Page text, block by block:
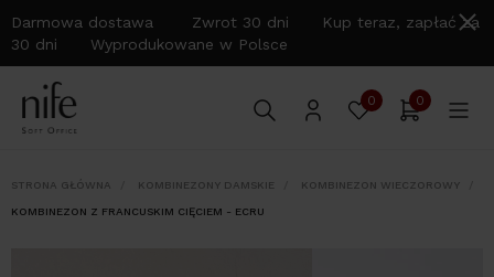
Darmowa dostawa Zwrot 30 dni Kup teraz, zapłać za
30 dni Wyprodukowane w Polsce
0 0
STRONA GŁÓWNA KOMBINEZONY DAMSKIE KOMBINEZON WIECZOROWY
KOMBINEZON Z FRANCUSKIM CIĘCIEM - ECRU